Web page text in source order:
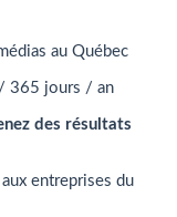
au Québec
365 jours / an
des résultats
entreprises du